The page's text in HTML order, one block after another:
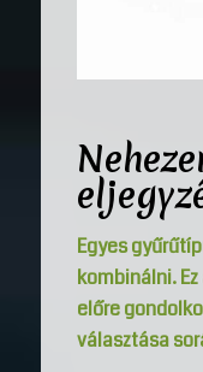
Egyes
kombinálni.
előre
választása